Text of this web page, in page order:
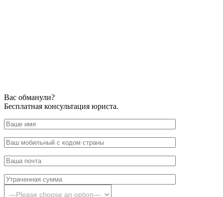
Вас обманули?
Бесплатная консультация юриста.